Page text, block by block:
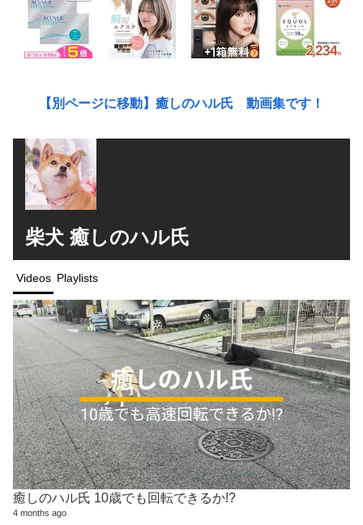
【別ページに移動】癒しのハル氏 動画集です！
柴犬 癒しのハル氏
Videos Playlists
癒しのハル氏 10歳でも回転できるか!?
4 months ago